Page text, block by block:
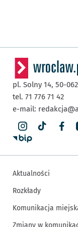
pl. Solny 14, 50-062
tel. 71 776 71 42
e-mail:
Aktualności
Rozkłady
Komunikacja
Zmiany w